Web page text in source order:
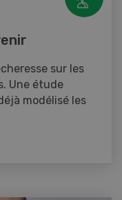
sur les
Une étude
modélisé les